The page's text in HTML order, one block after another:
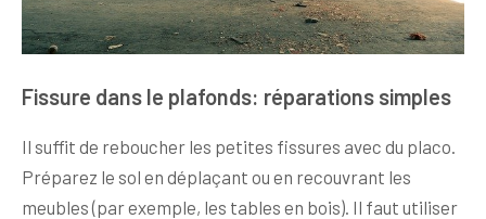
Fissure dans le plafonds: réparations simples
Il suffit de reboucher les petites fissures avec du placo.
Préparez le sol en déplaçant ou en recouvrant les
meubles (par exemple, les tables en bois). Il faut utiliser